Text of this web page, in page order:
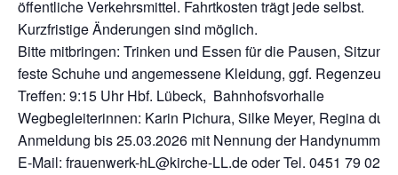
öffentliche Verkehrsmittel. Fahrtkosten trägt jede selbst.
Kurzfristige Änderungen sind möglich.
Bitte mitbringen: Trinken und Essen für die Pausen,
feste Schuhe und angemessene Kleidung, ggf. Regenzeug
Treffen: 9:15 Uhr Hbf. Lübeck, Bahnhofsvorhalle
Wegbegleiterinnen: Karin Pichura, Silke Meyer, Regina du
Anmeldung bis 25.03.2026 mit Nennung der Handynummer
E-Mail: frauenwerk-hL@kirche-LL.de oder Tel. 0451 79 02